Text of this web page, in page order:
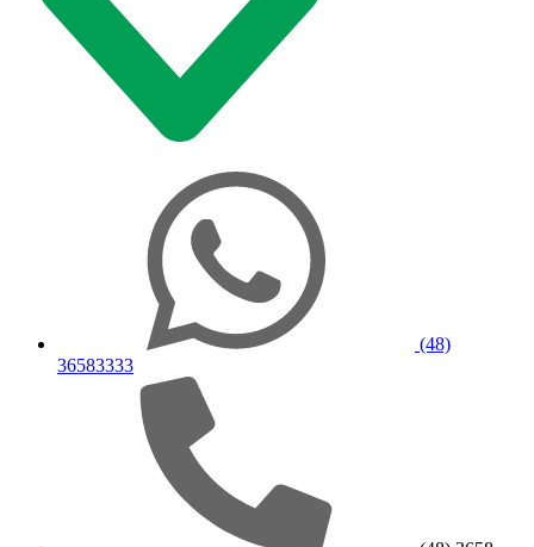
(48)
36583333